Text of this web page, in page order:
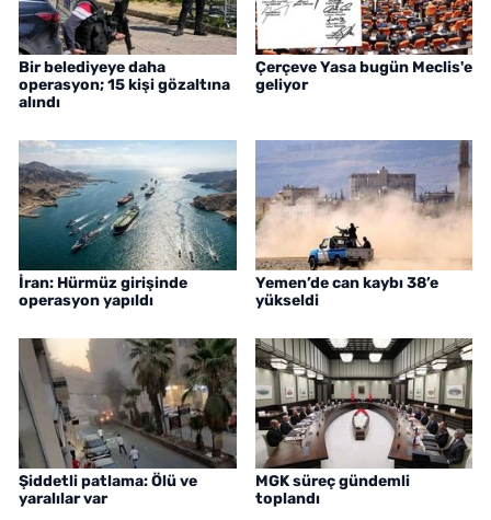
Bir belediyeye daha
operasyon; 15 kişi gözaltına
alındı
Çerçeve Yasa bugün Meclis'e
geliyor
İran: Hürmüz girişinde
operasyon yapıldı
Yemen’de can kaybı 38’e
yükseldi
Şiddetli patlama: Ölü ve
yaralılar var
MGK süreç gündemli
toplandı